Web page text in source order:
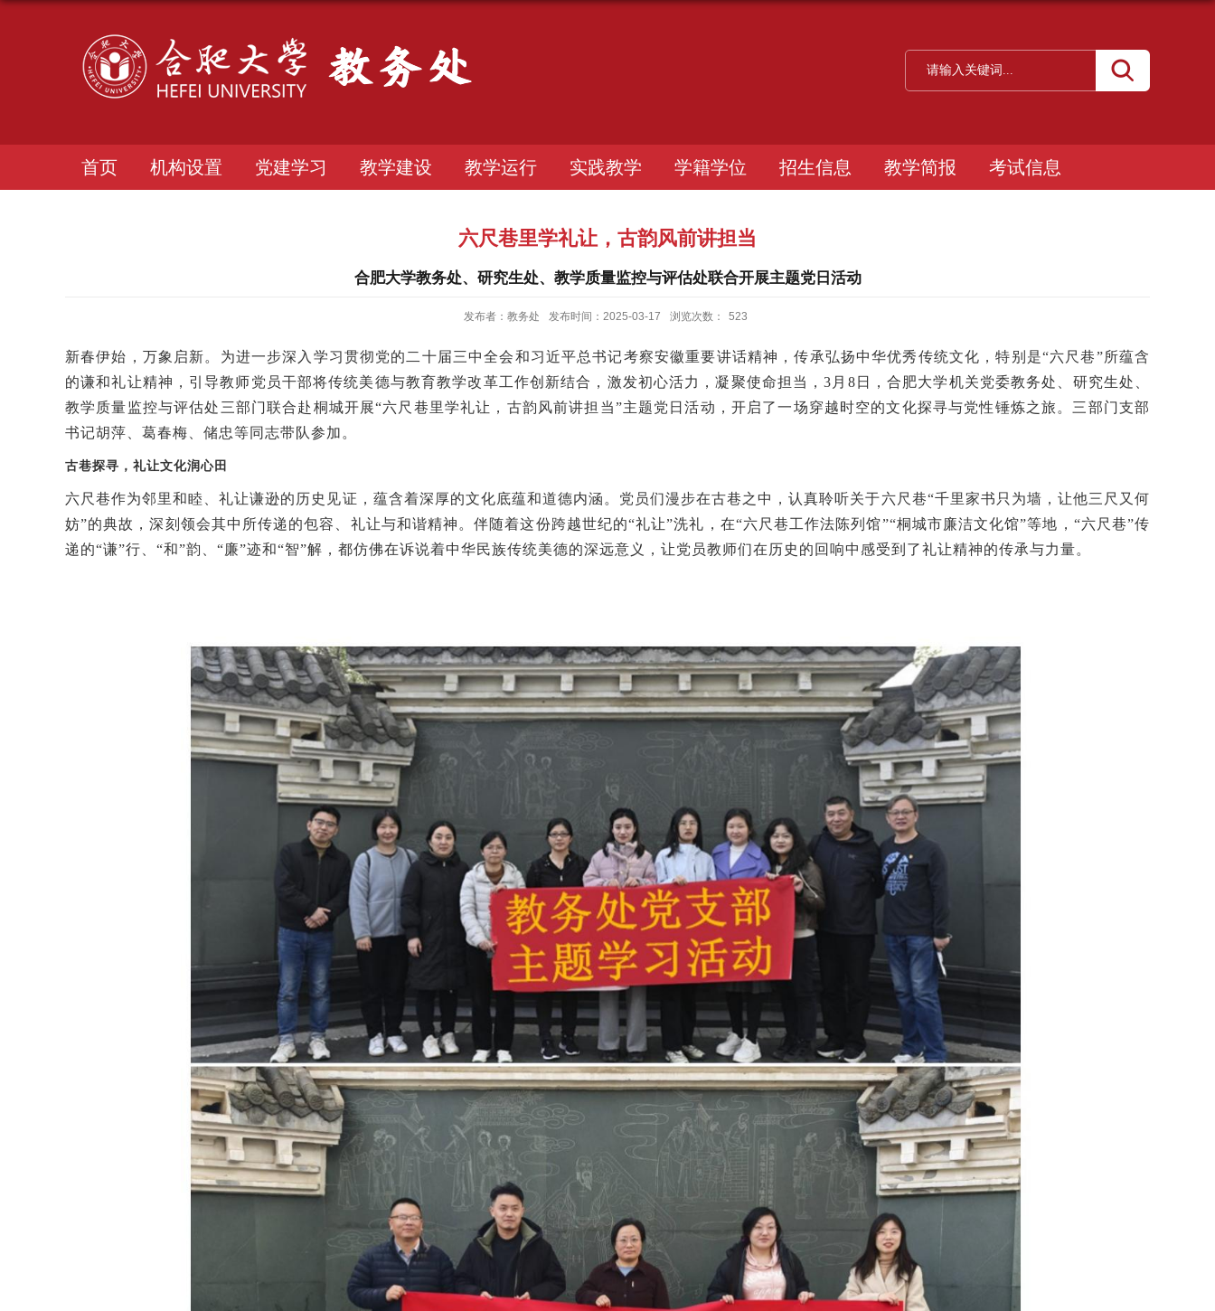
首页 机构设置 党建学习 教学建设 教学运行 实践教学 学籍学位 招生信息 教学简报 考试信息
六尺巷里学礼让，古韵风前讲担当
合肥大学教务处、研究生处、教学质量监控与评估处联合开展主题党日活动
发布者：教务处 发布时间：2025-03-17 浏览次数： 523
新春伊始，万象启新。为进一步深入学习贯彻党的二十届三中全会和习近平总书记考察安徽重要讲话精神，传承弘扬中华优秀传统文化，特别是“六尺巷”所蕴含
的谦和礼让精神，引导教师党员干部将传统美德与教育教学改革工作创新结合，激发初心活力，凝聚使命担当，3 月 8 日， 合肥大学机关党委教务处、研究生处、
教学质量监控与评估处三部门联合赴桐城开展“六尺巷里学礼让，古韵风前讲担当”主题党日活动，开启了一场穿越时空的文化探寻与党性锤炼之旅。 三部门支部
书记胡萍、葛春梅、储忠等同志带队参加。
古巷探寻，礼让文化润心田
六尺巷作为邻里和睦、礼让谦逊的历史见证，蕴含着深厚的文化底蕴和道德内涵。党员们漫步在古巷之中，认真聆听关于六尺巷“千里家书只为墙，让他三尺又何
妨”的典故，深刻领会其中所传递的包容、礼让与和谐精神。伴随着这份跨越世纪的“礼让”洗礼，在“六尺巷工作法陈列馆”“桐城市廉洁文化馆”等地，“六尺巷”传
递的“谦”行、“和”韵、“廉”迹和“智”解，都仿佛在诉说着中华民族传统美德的深远意义，让党员教师们在历史的回响中感受到了礼让精神的传承与力量。